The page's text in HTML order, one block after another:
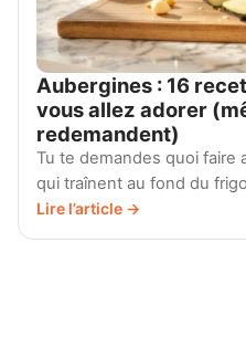
Aubergines : 16
vous allez adorer
redemandent)
Tu te demandes quoi faire
qui traînent au fond du
Lire l’article →